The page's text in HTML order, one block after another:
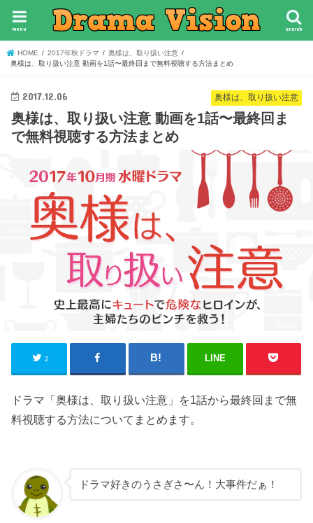
search
menu
HOME 2017年秋ドラマ
奥様は、取り扱い注意
奥様は、取り扱い注意 動画を1話〜最終回まで無料視聴する方法まとめ
奥様は、取り扱い注意
2017.12.06
奥様は、取り扱い注意 動画を1話〜最終回ま
で無料視聴する方法まとめ
2 LINE
ドラマ「奥様は、取り扱い注意」を1話から最終回まで無
料視聴する方法についてまとめます。
ドラマ好きのうさぎさ〜ん！大事件だぁ！